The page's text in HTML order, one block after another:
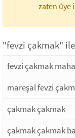
zaten üye
"fevzi çakmak"
fevzi çakmak
mareşal fevzi
çakmak çakmak
çakmak çakmak